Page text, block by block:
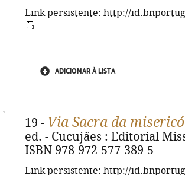
Link persistente: http://
ADICIONAR À LISTA
19 - Via Sacra da
ed. - Cucujães : Editorial
ISBN 978-972-577-389-5
Link persistente: http://